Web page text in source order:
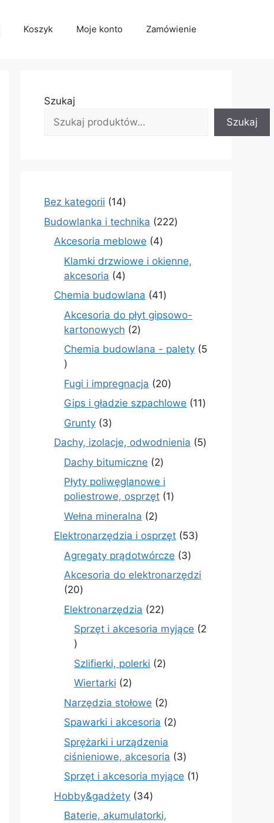
Koszyk Moje konto Zamówienie
Szukaj
Szukaj
Bez kategorii 1414
produktów
Budowlanka i technika 222222
Akcesoria meblowe 44
produkty
Klamki drzwiowe i okienne,
akcesoria
44
produkty
Chemia budowlana 4141
Akcesoria do płyt gipsowo-
kartonowych
22
produkty
Chemia budowlana - palety 5
5
produktów
Fugi i impregnacja 2020
produktów
Gips i gładzie szpachlowe 1111
Grunty 33
produkty
Dachy, izolacje, odwodnienia 55
Dachy bitumiczne 22
produkty
Płyty poliwęglanowe i
poliestrowe, osprzęt 11
Wełna mineralna 22
produkty
Elektronarzędzia i osprzęt 5353
Agregaty prądotwórcze 33
produkty
Akcesoria do elektronarzędzi
2020
produktów
Elektronarzędzia 2222
produkty
Sprzęt i akcesoria myjące
2
2
produkty
Szlifierki, polerki 22
Wiertarki 22
produkty
Narzędzia stołowe 22
produkty
Spawarki i akcesoria 22
Sprężarki i urządzenia
ciśnieniowe, akcesoria
33
produkty
Sprzęt i akcesoria myjące 11
Hobby&gadżety 3434
produkty
Baterie, akumulatorki,